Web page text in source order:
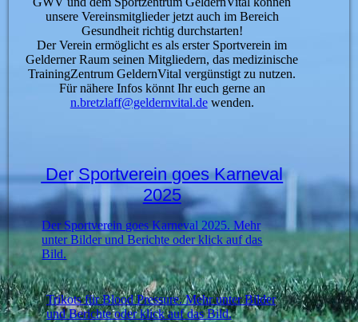
unsere Vereinsmitglieder jetzt auch im Bereich
Gesundheit richtig durchstarten!
Der Verein ermöglicht es als erster Sportverein im
Gelderner Raum seinen Mitgliedern, das medizinische
TrainingZentrum GeldernVital vergünstigt zu nutzen.
Für nähere Infos könnt Ihr euch gerne an
n.bretzlaff@geldernvital.dewenden.
Der Sportverein goes Karneval
2025
Der Sportverein goes Karneval 2025. Mehr
unter Bilder und Berichte oder klick auf das
Bild.
Trikots für Blood Pressure. Mehr unter Bilder
und Berichte oder klick auf das Bild.